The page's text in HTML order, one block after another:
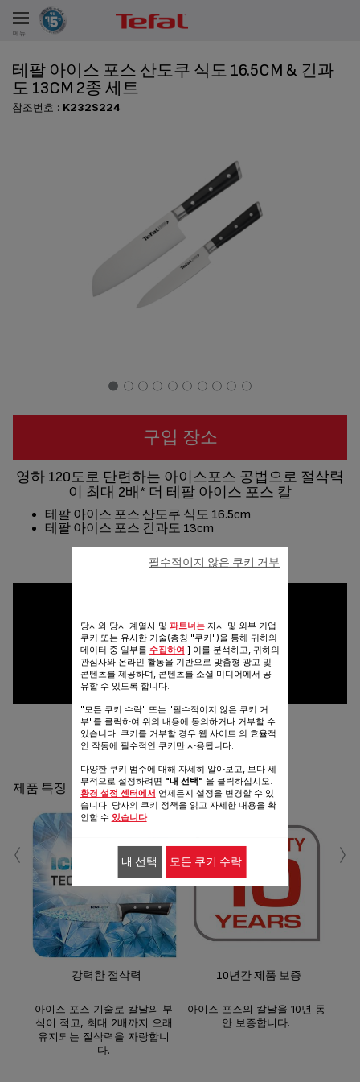
메뉴
테팔 아이스 포스 산도쿠 식도 16.5CM & 긴과
도 13CM 2종 세트
참조번호 : K232S224
구입 장소
영하 120도로 단련하는 아이스포스 공법으로 절삭력
이 최대 2배* 더 테팔 아이스 포스 칼
테팔 아이스 포스 산도쿠 식도 16.5cm
테팔 아이스 포스 긴과도 13cm
보내기
제품 특징
강력한 절삭력
아이스 포스 기술로 칼날의 부
식이 적고, 최대 2배까지 오래
유지되는 절삭력을 자랑합니
다.
10년간 제품 보증
아이스 포스의 칼날을 10년 동
안 보증합니다.
‹ ›
당사와 당사 계열사 및 파트너는자사 및 외부 기업
쿠키 또는 유사한 기술(총칭 "쿠키")을 통해 귀하의
데이터 중 일부를 수집하여 ] 이를 분석하고, 귀하의
관심사와 온라인 활동을 기반으로 맞춤형 광고 및
콘텐츠를 제공하며, 콘텐츠를 소셜 미디어에서 공
유할 수 있도록 합니다.
"모든 쿠키 수락" 또는 "필수적이지 않은 쿠키 거
부"를 클릭하여 위의 내용에 동의하거나 거부할 수
있습니다. 쿠키를 거부할 경우 웹 사이트 의 효율적
인 작동에 필수적인 쿠키만 사용됩니다.
다양한 쿠키 범주에 대해 자세히 알아보고, 보다 세
부적으로 설정하려면 "내 선택" 을 클릭하십시오.
환경 설정 센터에서 언제든지 설정을 변경할 수 있
습니다. 당사의 쿠키 정책을 읽고 자세한 내용을 확
인할 수 있습니다.
필수적이지 않은 쿠키 거부
내 선택 모든 쿠키 수락